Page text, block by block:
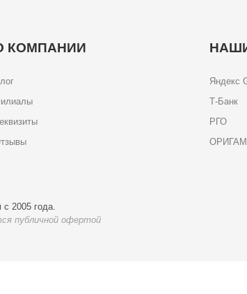
КОМПАНИИ
Яндекс
Т-Банк
РГО
2005 года.
публичной офертой